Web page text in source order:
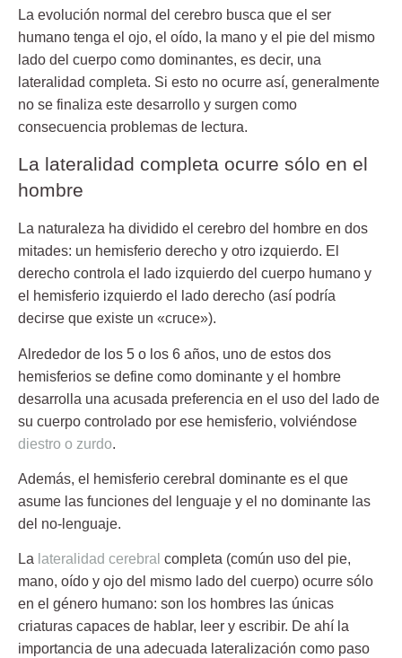
La evolución normal del cerebro busca que el ser
humano tenga el ojo, el oído, la mano y el pie del mismo
lado del cuerpo como dominantes, es decir, una
lateralidad completa. Si esto no ocurre así, generalmente
no se finaliza este desarrollo y surgen como
consecuencia problemas de lectura.
La lateralidad completa ocurre sólo en el
hombre
La naturaleza ha dividido el cerebro del hombre en dos
mitades: un hemisferio derecho y otro izquierdo. El
derecho controla el lado izquierdo del cuerpo humano y
el hemisferio izquierdo el lado derecho (así podría
decirse que existe un «cruce»).
Alrededor de los 5 o los 6 años, uno de estos dos
hemisferios se define como dominante y el hombre
desarrolla una acusada preferencia en el uso del lado de
su cuerpo controlado por ese hemisferio, volviéndose
diestro o zurdo.
Además, el hemisferio cerebral dominante es el que
asume las funciones del
lenguaje y el no dominante las
del no-lenguaje.
La lateralidad cerebral completa (común uso del pie,
mano, oído y ojo del mismo lado del cuerpo) ocurre sólo
en el género humano: son los hombres las únicas
criaturas capaces de hablar, leer y escribir. De ahí la
importancia de una adecuada lateralización como paso